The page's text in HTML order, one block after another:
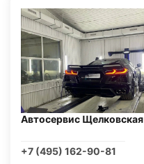
Автосервис Щелковская
+7 (495) 162-90-81